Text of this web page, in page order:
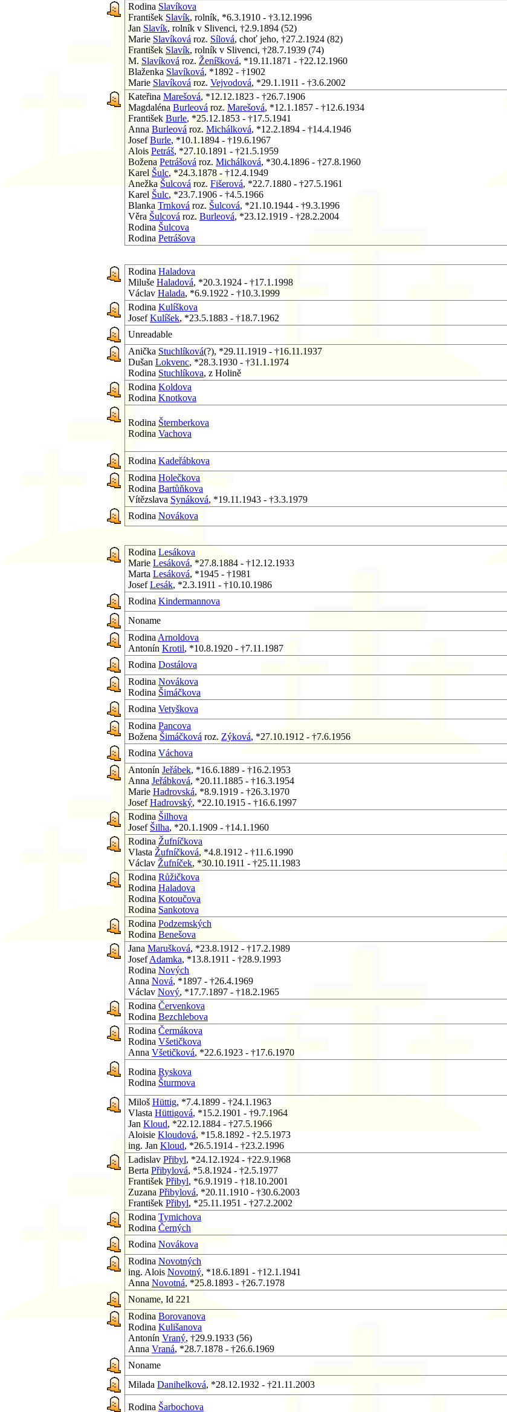
Rodina Slavíkova
František Slavík, rolník, *6.3.1910 - †3.12.1996
Jan Slavík, rolník v Slivenci, †2.9.1894 (52)
Marie Slavíková roz. Sílová, choť jeho, †27.2.1924 (82)
František Slavík, rolník v Slivenci, †28.7.1939 (74)
M. Slavíková roz. Ženíšková, *19.11.1871 - †22.12.1960
Blaženka Slavíková, *1892 - †1902
Marie Slavíková roz. Vejvodová, *29.1.1911 - †3.6.2002
Kateřina Marešová, *12.12.1823 - †26.7.1906
Magdaléna Burleová roz. Marešová, *12.1.1857 - †12.6.1934
František Burle, *25.12.1853 - †17.5.1941
Anna Burleová roz. Michálková, *12.2.1894 - †14.4.1946
JosefBurle, *10.1.1894 - †19.6.1967
Alois Petráš, *27.10.1891 - †21.5.1959
Božena Petrášová roz. Michálková, *30.4.1896 - †27.8.1960
Karel Šulc, *24.3.1878 - †12.4.1949
Anežka Šulcová roz. Fišerová, *22.7.1880 - †27.5.1961
Karel Šulc, *23.7.1906 - †4.5.1966
Blanka Trnková roz. Šulcová, *21.10.1944 - †9.3.1996
Věra Šulcová roz. Burleová, *23.12.1919 - †28.2.2004
Rodina Šulcova
Rodina Petrášova
Rodina Haladova
Miluše Haladová, *20.3.1924 - †17.1.1998
Václav Halada, *6.9.1922 - †10.3.1999
Rodina Kulíškova
JosefKulíšek, *23.5.1883 - †18.7.1962
Unreadable
Anička Stuchlíková(?), *29.11.1919 - †16.11.1937
Dušan Lokvenc, *28.3.1930 - †31.1.1974
Rodina Stuchlíkova, z Holině
Rodina Koldova
Rodina Knotkova
Rodina Šternberkova
Rodina Vachova
Rodina Kadeřábkova
Rodina Holečkova
Rodina Bartůňkova
Vítězslava Synáková, *19.11.1943 - †3.3.1979
Rodina Novákova
Rodina Lesákova
Marie Lesáková, *27.8.1884 - †12.12.1933
Marta Lesáková, *1945 - †1981
JosefLesák, *2.3.1911 - †10.10.1986
Rodina Kindermannova
Noname
Rodina Arnoldova
Antonín Krotil, *10.8.1920 - †7.11.1987
Rodina Dostálova
Rodina Novákova
Rodina Šimáčkova
Rodina Vetyškova
Rodina Pancova
Božena Šimáčková roz. Zýková, *27.10.1912 - †7.6.1956
Rodina Váchova
Antonín Jeřábek, *16.6.1889 - †16.2.1953
Anna Jeřábková, *20.11.1885 - †16.3.1954
Marie Hadrovská, *8.9.1919 - †26.3.1970
JosefHadrovský, *22.10.1915 - †16.6.1997
Rodina Šilhova
Josef Šilha, *20.1.1909 - †14.1.1960
Rodina Žufníčkova
Vlasta Žufníčková, *4.8.1912 - †11.6.1990
Václav Žufníček, *30.10.1911 - †25.11.1983
Rodina Růžičkova
Rodina Haladova
Rodina Kotoučova
Rodina Sankotova
Rodina Podzemských
Rodina Benešova
Jana Marušková, *23.8.1912 - †17.2.1989
JosefAdamka, *13.8.1911 - †28.9.1993
Rodina Nových
Anna Nová, *1897 - †26.4.1969
Václav Nový, *17.7.1897 - †18.2.1965
Rodina Červenkova
Rodina Bezchlebova
Rodina Čermákova
Rodina Všetičkova
Anna Všetičková, *22.6.1923 - †17.6.1970
Rodina Ryskova
Rodina Šturmova
Miloš Hüttig, *7.4.1899 - †24.1.1963
Vlasta Hüttigová, *15.2.1901 - †9.7.1964
Jan Kloud, *22.12.1884 - †27.5.1966
Aloisie Kloudová, *15.8.1892 - †2.5.1973
ing. Jan Kloud, *26.5.1914 - †23.2.1996
Ladislav Přibyl, *24.12.1924 - †22.9.1968
Berta Přibylová, *5.8.1924 - †2.5.1977
František Přibyl, *6.9.1919 - †18.10.2001
Zuzana Přibylová, *20.11.1910 - †30.6.2003
František Přibyl, *25.11.1951 - †27.2.2002
Rodina Tymichova
Rodina Černých
Rodina Novákova
Rodina Novotných
ing. Alois Novotný, *18.6.1891 - †12.1.1941
Anna Novotná, *25.8.1893 - †26.7.1978
Noname, Id 221
Rodina Borovanova
Rodina Kulišanova
Antonín Vraný, †29.9.1933 (56)
Anna Vraná, *28.7.1878 - †26.6.1969
Noname
Milada Danihelková, *28.12.1932 - †21.11.2003
Rodina Šarbochova